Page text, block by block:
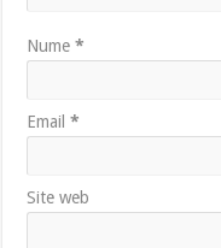
Nume*
Email*
Site web